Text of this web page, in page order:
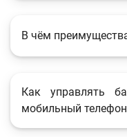
В чём
Как управлять
мобильный